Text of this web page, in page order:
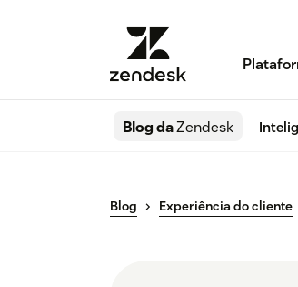
Blog daZendesk
Blog Experiência do cliente